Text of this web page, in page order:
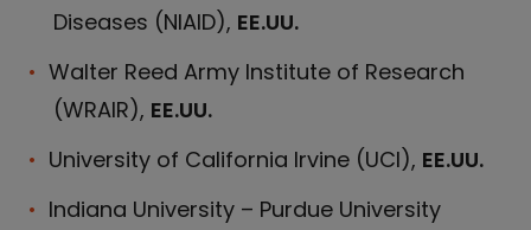
Diseases (NIAID), EE.UU.
Walter Reed Army Institute of Research
(WRAIR), EE.UU.
University of California Irvine (UCI), EE.UU.
Indiana University – Purdue University